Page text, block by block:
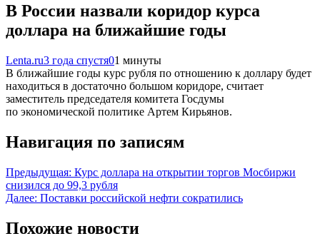
В России назвали коридор курса
доллара на ближайшие годы
Lenta.ru3 года спустя01 минуты
В ближайшие годы курс рубля по отношению к доллару будет
находиться в достаточно большом коридоре, считает
заместитель председателя комитета Госдумы
по экономической политике Артем Кирьянов.
Навигация по записям
Предыдущая: Курс доллара на открытии торгов Мосбиржи
снизился до 99,3 рубля
Далее: Поставки российской нефти сократились
Похожие новости